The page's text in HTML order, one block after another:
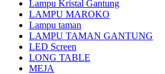
Lampu Kristal Gantung
LAMPU MAROKO
Lampu taman
LAMPU TAMAN GANTUNG
LED Screen
LONG TABLE
MEJA